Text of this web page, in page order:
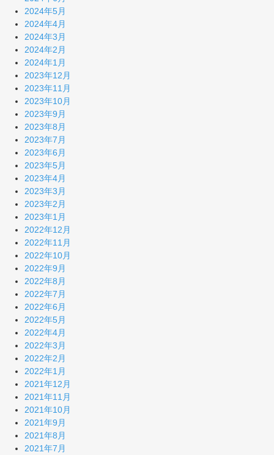
2024年5月
2024年4月
2024年3月
2024年2月
2024年1月
2023年12月
2023年11月
2023年10月
2023年9月
2023年8月
2023年7月
2023年6月
2023年5月
2023年4月
2023年3月
2023年2月
2023年1月
2022年12月
2022年11月
2022年10月
2022年9月
2022年8月
2022年7月
2022年6月
2022年5月
2022年4月
2022年3月
2022年2月
2022年1月
2021年12月
2021年11月
2021年10月
2021年9月
2021年8月
2021年7月